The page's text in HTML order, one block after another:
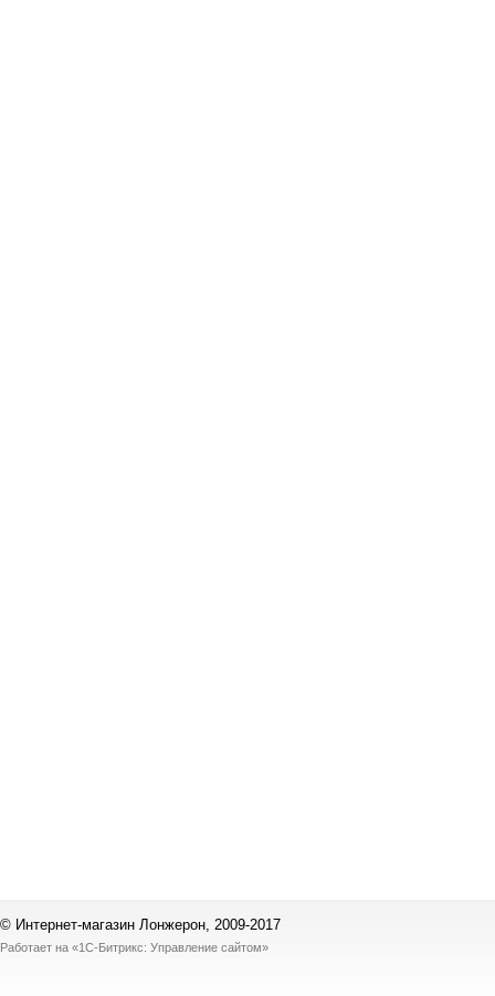
© Интернет-магазин Лонжерон, 2009-2017
Работает на «1С-Битрикс: Управление сайтом»